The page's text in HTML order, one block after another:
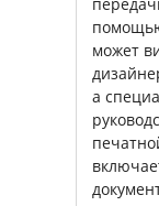
может
а